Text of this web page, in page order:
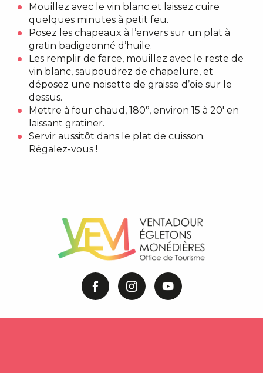
Mouillez avec le vin blanc et laissez cuire
quelques minutes à petit feu.
Posez les chapeaux à l’envers sur un plat à
gratin badigeonné d’huile.
Les remplir de farce, mouillez avec le reste de
vin blanc, saupoudrez de chapelure, et
déposez une noisette de graisse d’oie sur le
dessus.
Mettre à four chaud, 180°, environ 15 à 20′ en
laissant gratiner.
Servir aussitôt dans le plat de cuisson.
Régalez-vous !